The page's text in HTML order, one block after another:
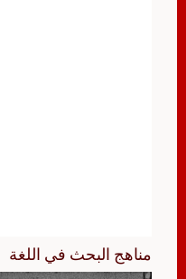
مناهج البحث في اللغة